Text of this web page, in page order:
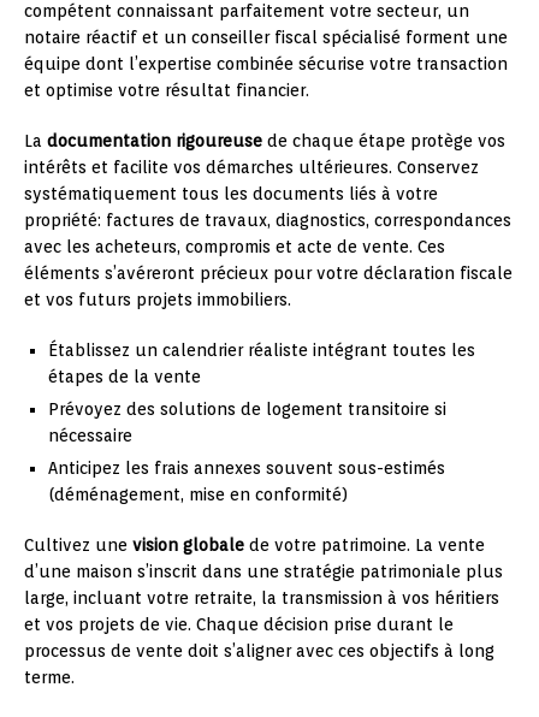
compétent connaissant parfaitement votre secteur, un
notaire réactif et un conseiller fiscal spécialisé forment une
équipe dont l’expertise combinée sécurise votre transaction
et optimise votre résultat financier.
La documentation rigoureuse de chaque étape protège vos
intérêts et facilite vos démarches ultérieures. Conservez
systématiquement tous les documents liés à votre
propriété: factures de travaux, diagnostics, correspondances
avec les acheteurs, compromis et acte de vente. Ces
éléments s’avéreront précieux pour votre déclaration fiscale
et vos futurs projets immobiliers.
Établissez un calendrier réaliste intégrant toutes les
étapes de la vente
Prévoyez des solutions de logement transitoire si
nécessaire
Anticipez les frais annexes souvent sous-estimés
(déménagement, mise en conformité)
Cultivez une vision globale de votre patrimoine. La vente
d’une maison s’inscrit dans une stratégie patrimoniale plus
large, incluant votre retraite, la transmission à vos héritiers
et vos projets de vie. Chaque décision prise durant le
processus de vente doit s’aligner avec ces objectifs à long
terme.